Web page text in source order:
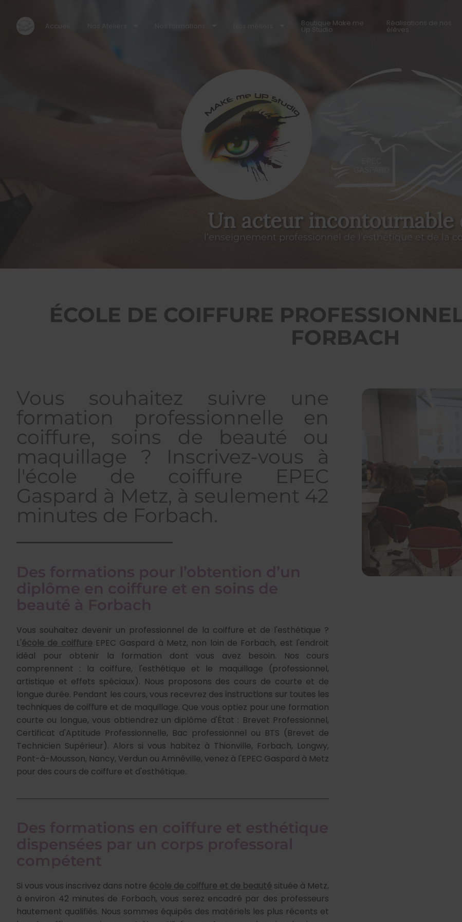
Un acteur incontournable
l’enseignement professionnel de l’esthétique et de la
Accueil Nos formations Boutique Make me
Up Studio
Réalisations de nos
élèves
ÉCOLE DE COIFFURE
FORBACH
Vous souhaitez suivre une
formation professionnelle en
coiffure, soins de beauté ou
maquillage ? Inscrivez-vous à
l'école de coiffure EPEC
Gaspard à Metz, à seulement 42
minutes de Forbach.
Vous souhaitez devenir un professionnel de la coiffure et de l'esthétique ?
L'école de coiffure EPEC Gaspard à Metz, non loin de Forbach, est l'endroit
idéal pour obtenir la formation dont vous avez besoin. Nos cours
comprennent : la coiffure, l'esthétique et le maquillage (professionnel,
artistique et effets spéciaux). Nous proposons des cours de courte et de
longue durée. Pendant les cours, vous recevrez des instructions sur toutes les
techniques de coiffure et de maquillage. Que vous optiez pour une formation
courte ou longue, vous obtiendrez un diplôme d'État : Brevet Professionnel,
Certificat d'Aptitude Professionnelle, Bac professionnel ou BTS (Brevet de
Technicien Supérieur). Alors si vous habitez à Thionville, Forbach, Longwy,
Pont-à-Mousson, Nancy, Verdun ou Amnéville, venez à l'EPEC Gaspard à Metz
pour des cours de coiffure et d'esthétique.
Si vous vous inscrivez dans notre école de coiffure et de beauté située à Metz,
à environ 42 minutes de Forbach, vous serez encadré par des professeurs
hautement qualifiés. Nous sommes équipés des matériels les plus récents et